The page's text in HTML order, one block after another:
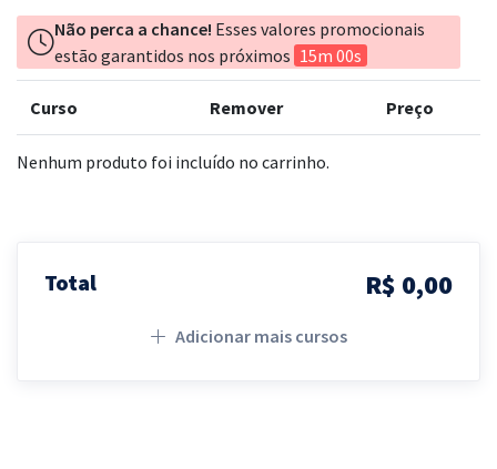
Não perca a chance! Esses valores promocionais
estão garantidos nos próximos 15m 00s
Curso Remover Preço
Nenhum produto foi incluído no carrinho.
Total R$ 0,00
Adicionar mais cursos